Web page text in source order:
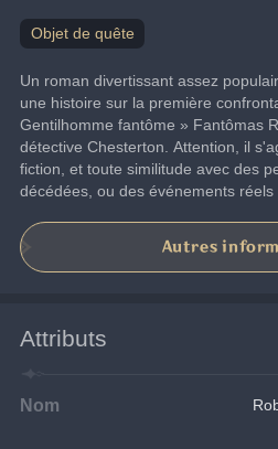
Objet de quête
Un roman divertissant assez
une histoire sur la première
Gentilhomme fantôme » Fantômas
détective Chesterton. Attention, il
fiction, et toute similitude avec des
décédées, ou des événements réels
Autres
Attributs
Nom